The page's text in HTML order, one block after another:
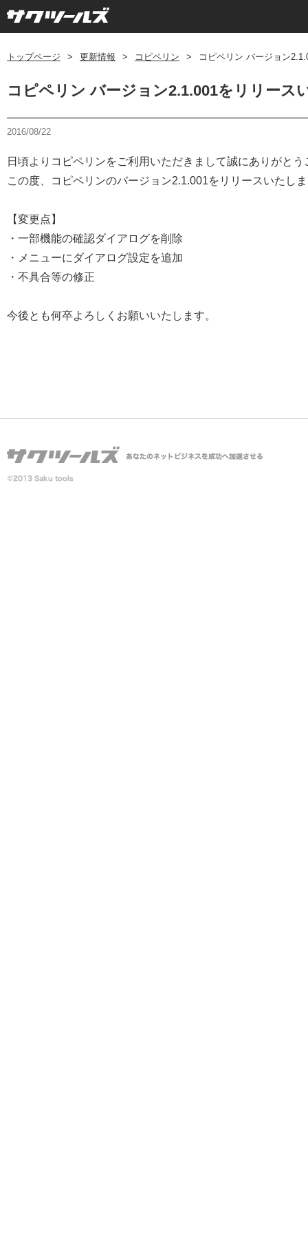
トップページ > 更新情報 > コピペリン > コピペリン バージョン
コピペリン バージョン2.1.001をリリース
2016/08/22
日頃よりコピペリンをご利用いただきまして誠にありがとう
この度、コピペリンのバージョン2.1.001をリリースいたし
【変更点】
・一部機能の確認ダイアログを削除
・メニューにダイアログ設定を追加
・不具合等の修正
今後とも何卒よろしくお願いいたします。